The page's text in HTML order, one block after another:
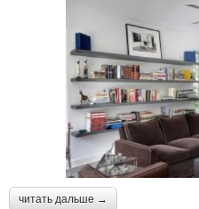
читать дальше →